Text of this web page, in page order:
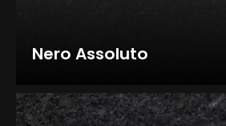
Nero Assoluto